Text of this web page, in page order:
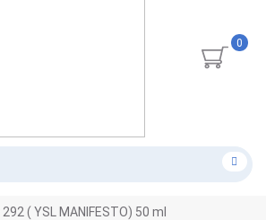
0
( YSL MANIFESTO) 50 ml